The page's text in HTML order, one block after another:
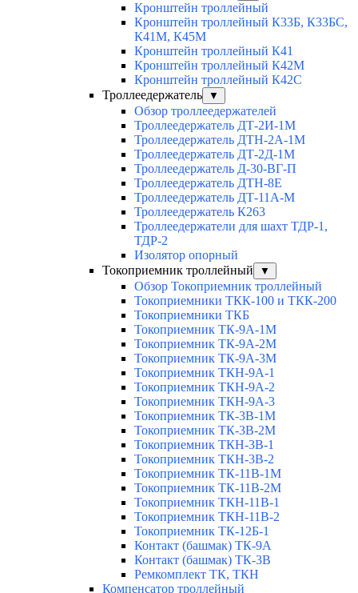
Кронштейн троллейный
Кронштейн троллейный К33Б, К33БС,
К41М, К45М
Кронштейн троллейный К41
Кронштейн троллейный К42М
Кронштейн троллейный К42С
Троллеедержатель
▼
Обзор троллеедержателей
Троллеедержатель ДТ-2И-1М
Троллеедержатель ДТН-2А-1М
Троллеедержатель ДТ-2Д-1М
Троллеедержатель Д-30-ВГ-П
Троллеедержатель ДТН-8Е
Троллеедержатель ДТ-11А-М
Троллеедержатель К263
Троллеедержатели для шахт ТДР-1,
ТДР-2
Изолятор опорный
Токоприемник троллейный
▼
Обзор Токоприемник троллейный
Токоприемники ТКК-100 и ТКК-200
Токоприемники ТКБ
Токоприемник ТК-9А-1М
Токоприемник ТК-9А-2М
Токоприемник ТК-9А-3М
Токоприемник ТКН-9А-1
Токоприемник ТКН-9А-2
Токоприемник ТКН-9А-3
Токоприемник ТК-3В-1М
Токоприемник ТК-3В-2М
Токоприемник ТКН-3В-1
Токоприемник ТКН-3В-2
Токоприемник ТК-11В-1М
Токоприемник ТК-11В-2М
Токоприемник ТКН-11В-1
Токоприемник ТКН-11В-2
Токоприемник ТК-12Б-1
Контакт (башмак) ТК-9А
Контакт (башмак) ТК-3В
Ремкомплект ТК, ТКН
Компенсатор троллейный